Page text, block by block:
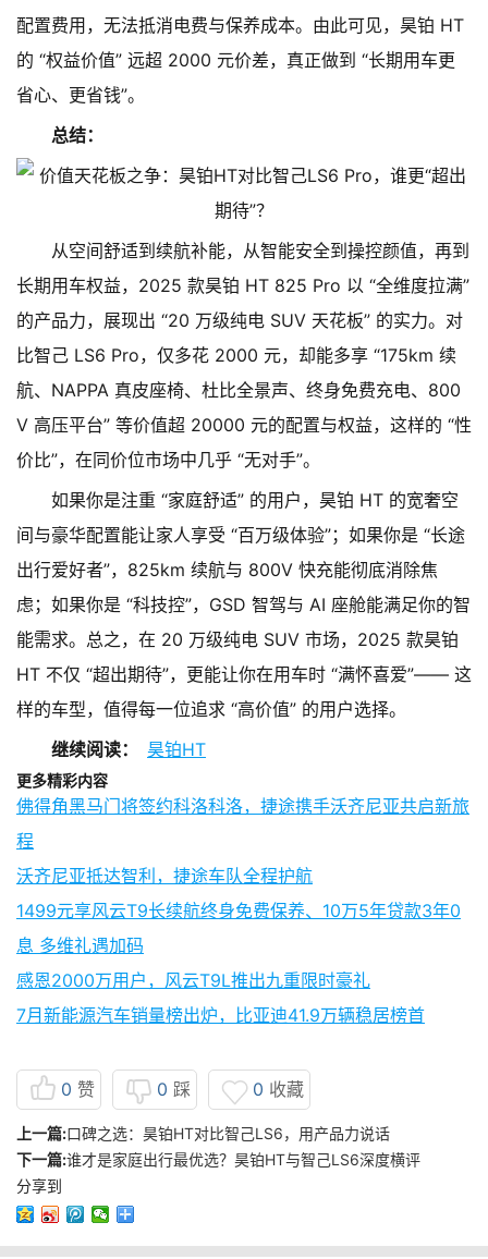
配置费用，无法抵消电费与保养成本。由此可见，昊铂 HT
的 “权益价值” 远超 2000 元价差，真正做到 “长期用车更
省心、更省钱”。
总结：
从空间舒适到续航补能，从智能安全到操控颜值，再到
长期用车权益，2025 款昊铂 HT 825 Pro 以 “全维度拉满”
的产品力，展现出 “20 万级纯电 SUV 天花板” 的实力。对
比智己 LS6 Pro，仅多花 2000 元，却能多享 “175km 续
航、NAPPA 真皮座椅、杜比全景声、终身免费充电、800
V 高压平台” 等价值超 20000 元的配置与权益，这样的 “性
价比”，在同价位市场中几乎 “无对手”。
如果你是注重 “家庭舒适” 的用户，昊铂 HT 的宽奢空
间与豪华配置能让家人享受 “百万级体验”；如果你是 “长途
出行爱好者”，825km 续航与 800V 快充能彻底消除焦
虑；如果你是 “科技控”，GSD 智驾与 AI 座舱能满足你的智
能需求。总之，在 20 万级纯电 SUV 市场，2025 款昊铂
HT 不仅 “超出期待”，更能让你在用车时 “满怀喜爱”—— 这
样的车型，值得每一位追求 “高价值” 的用户选择。
继续阅读：
昊铂HT
更多精彩内容
佛得角黑马门将签约科洛科洛，捷途携手沃齐尼亚共启新旅
程
沃齐尼亚抵达智利，捷途车队全程护航
1499元享风云T9长续航终身免费保养、10万5年贷款3年0
息 多维礼遇加码
感恩2000万用户，风云T9L推出九重限时豪礼
7月新能源汽车销量榜出炉，比亚迪41.9万辆稳居榜首
0 赞 0 踩 0 收藏
上一篇:口碑之选：昊铂HT对比智己LS6，用产品力说话
下一篇:谁才是家庭出行最优选？昊铂HT与智己LS6深度横评
分享到